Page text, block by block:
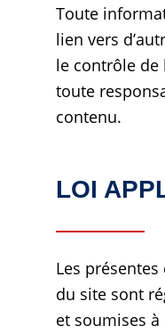
Toute
lien vers
le contrôle de
toute
contenu.
LOI
Les
du site sont
et soumises